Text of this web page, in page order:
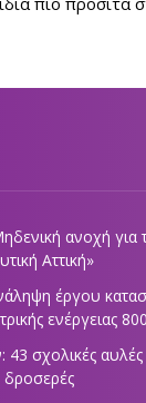
ανοχή για
Αττική»
έργου
ενέργειας
σχολικές αυλές
δροσερές